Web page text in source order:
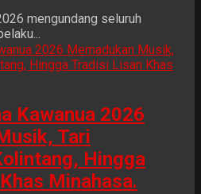
mengundang seluruh
Kawanua 2026
Tari
Hingga
Minahasa.